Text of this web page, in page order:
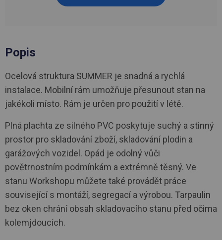
Popis
Ocelová struktura SUMMER je snadná a rychlá
instalace. Mobilní rám umožňuje přesunout stan na
jakékoli místo. Rám je určen pro použití v létě.
Plná plachta ze silného PVC poskytuje suchý a stinný
prostor pro skladování zboží, skladování plodin a
garážových vozidel. Opád je odolný vůči
povětrnostním podmínkám a extrémně těsný. Ve
stanu Workshopu můžete také provádět práce
související s montáží, segregací a výrobou. Tarpaulin
bez oken chrání obsah skladovacího stanu před očima
kolemjdoucích.